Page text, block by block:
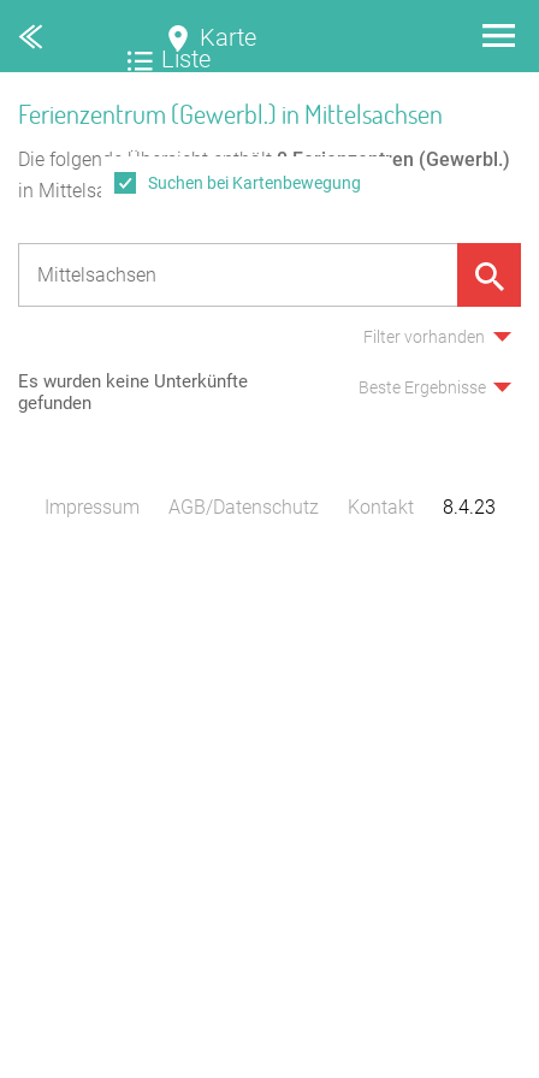
Karte
Liste
Ferienzentrum (Gewerbl.) in Mittelsachsen
Die folgende Übersicht enthält 0 Ferienzentren (Gewerbl.)
in Mittelsachsen.
Filter vorhanden
Es wurden keine Unterkünfte
gefunden
Beste Ergebnisse
Suchen bei Kartenbewegung
Impressum AGB/Datenschutz Kontakt 8.4.23